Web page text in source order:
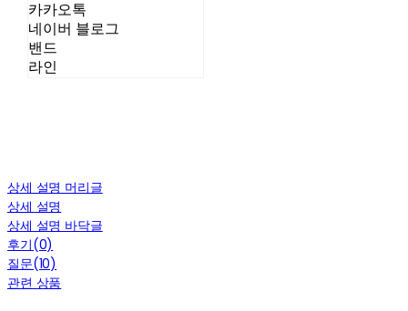
카카오톡
네이버 블로그
밴드
라인
상세 설명 머리글
상세 설명
상세 설명 바닥글
후기(0)
질문(10)
관련 상품